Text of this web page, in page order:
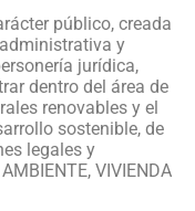
público, creada
y
jurídica,
dentro del área de
renovables y el
sostenible, de
legales y
VIVIENDA